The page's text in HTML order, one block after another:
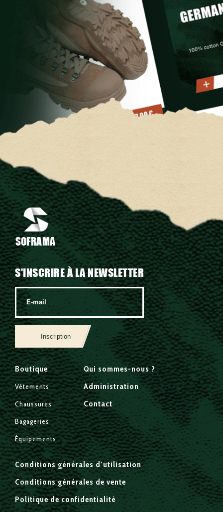
SOFRAMA
S'INSCRIRE À LA NEWSLETTER
Inscription
Boutique
Vêtements
Chaussures
Bagageries
Équipements
Qui sommes-nous ?
Administration
Contact
Conditions générales d’utilisation
Conditions générales de vente
Politique de confidentialité